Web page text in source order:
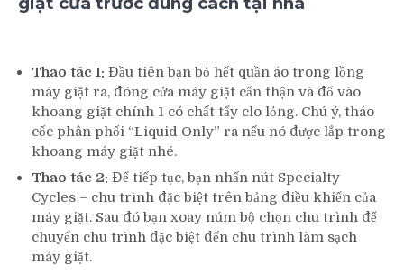
Thao tác 1: Đầu tiên bạn bỏ hết quần áo trong lồng
máy giặt ra, đóng cửa máy giặt cẩn thận và đổ vào
khoang giặt chính 1 có chất tẩy clo lỏng. Chú ý, tháo
cốc phân phối “Liquid Only” ra nếu nó được lắp trong
khoang máy giặt nhé.
Thao tác 2: Để tiếp tục, bạn nhấn nút Specialty
Cycles – chu trình đặc biệt trên bảng điều khiển của
máy giặt. Sau đó bạn xoay núm bộ chọn chu trình để
chuyển chu trình đặc biệt đến chu trình làm sạch
máy giặt.